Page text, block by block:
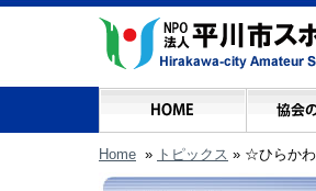
Home » トピックス » ☆ひらか